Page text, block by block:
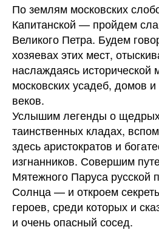
По землям московских
Капитанской — пройдем
Великого Петра. Будем
хозяевах этих мест,
наслаждаясь исторической
московских усадеб, домов
веков.
Услышим легенды о
таинственных кладах,
здесь аристократов и
изгнанников. Совершим
Мятежного Паруса русской
Солнца — и откроем
героев, среди которых и
и очень опасный сосед.